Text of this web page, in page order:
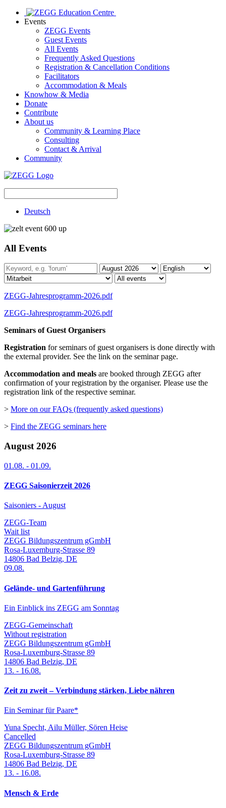
Events
ZEGG Events
Guest Events
All Events
Frequently Asked Questions
Registration & Cancellation Conditions
Facilitators
Accommodation & Meals
Knowhow & Media
Donate
Contribute
About us
Community & Learning Place
Consulting
Contact & Arrival
Community
Deutsch
All Events
ZEGG-Jahresprogramm-2026.pdf
ZEGG-Jahresprogramm-2026.pdf
Seminars of Guest Organisers
Registration for seminars of guest organisers is done directly with
the external provider. See the link on the seminar page.
Accommodation and meals are booked through ZEGG after
confirmation of your registration by the organiser. Please use the
registration link of the respective seminar.
> More on our FAQs (frequently asked questions)
> Find the ZEGG seminars here
August 2026
01.08. - 01.09.
ZEGG Saisonierzeit 2026
Saisoniers - August
ZEGG-Team
Wait list
ZEGG Bildungszentrum gGmbH
Rosa-Luxemburg-Strasse 89
14806 Bad Belzig, DE
09.08.
Gelände- und Gartenführung
Ein Einblick ins ZEGG am Sonntag
ZEGG-Gemeinschaft
Without registration
ZEGG Bildungszentrum gGmbH
Rosa-Luxemburg-Strasse 89
14806 Bad Belzig, DE
13. - 16.08.
Zeit zu zweit – Verbindung stärken, Liebe nähren
Ein Seminar für Paare*
Yuna Specht, Ailu Müller, Sören Heise
Cancelled
ZEGG Bildungszentrum gGmbH
Rosa-Luxemburg-Strasse 89
14806 Bad Belzig, DE
13. - 16.08.
Mensch & Erde